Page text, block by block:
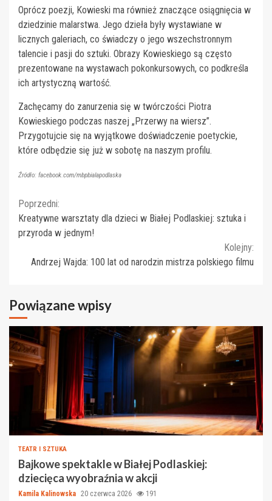
Oprócz poezji, Kowieski ma również znaczące osiągnięcia w
dziedzinie malarstwa. Jego dzieła były wystawiane w
licznych galeriach, co świadczy o jego wszechstronnym
talencie i pasji do sztuki. Obrazy Kowieskiego są często
prezentowane na wystawach pokonkursowych, co podkreśla
ich artystyczną wartość.
Zachęcamy do zanurzenia się w twórczości Piotra
Kowieskiego podczas naszej „Przerwy na wiersz”.
Przygotujcie się na wyjątkowe doświadczenie poetyckie,
które odbędzie się już w sobotę na naszym profilu.
Źródło: facebook.com/mbpbialapodlaska
Continue
Reading
Poprzedni:
Kreatywne warsztaty dla dzieci w Białej Podlaskiej: sztuka i
przyroda w jednym!
Kolejny:
Andrzej Wajda: 100 lat od narodzin mistrza polskiego filmu
Powiązane wpisy
TEATR I SZTUKA
Bajkowe spektakle w Białej Podlaskiej:
dziecięca wyobraźnia w akcji
Kamila Kalinowska 20 czerwca 2026 191